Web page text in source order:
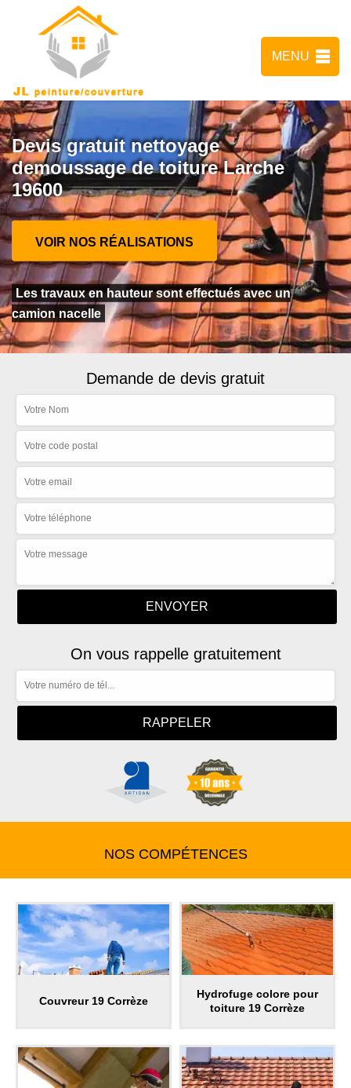
MENU
Devis gratuit nettoyage
demoussage de toiture Larche
19600
VOIR NOS RÉALISATIONS
Les travaux en hauteur sont effectués avec un
camion nacelle
Demande de devis gratuit
On vous rappelle gratuitement
NOS COMPÉTENCES
Couvreur 19 Corrèze
Hydrofuge colore pour
toiture 19 Corrèze